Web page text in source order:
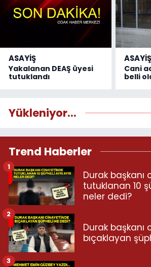
ASAYİŞ
Yakalanan DEAŞ üyesi
tutuklandı
ASAYİŞ
Cani
belli
Yükleniyor...
Trend Haberler
Durak
tutuklanan 10
neler dedi?
1
Durak
bıçaklayan
2
3